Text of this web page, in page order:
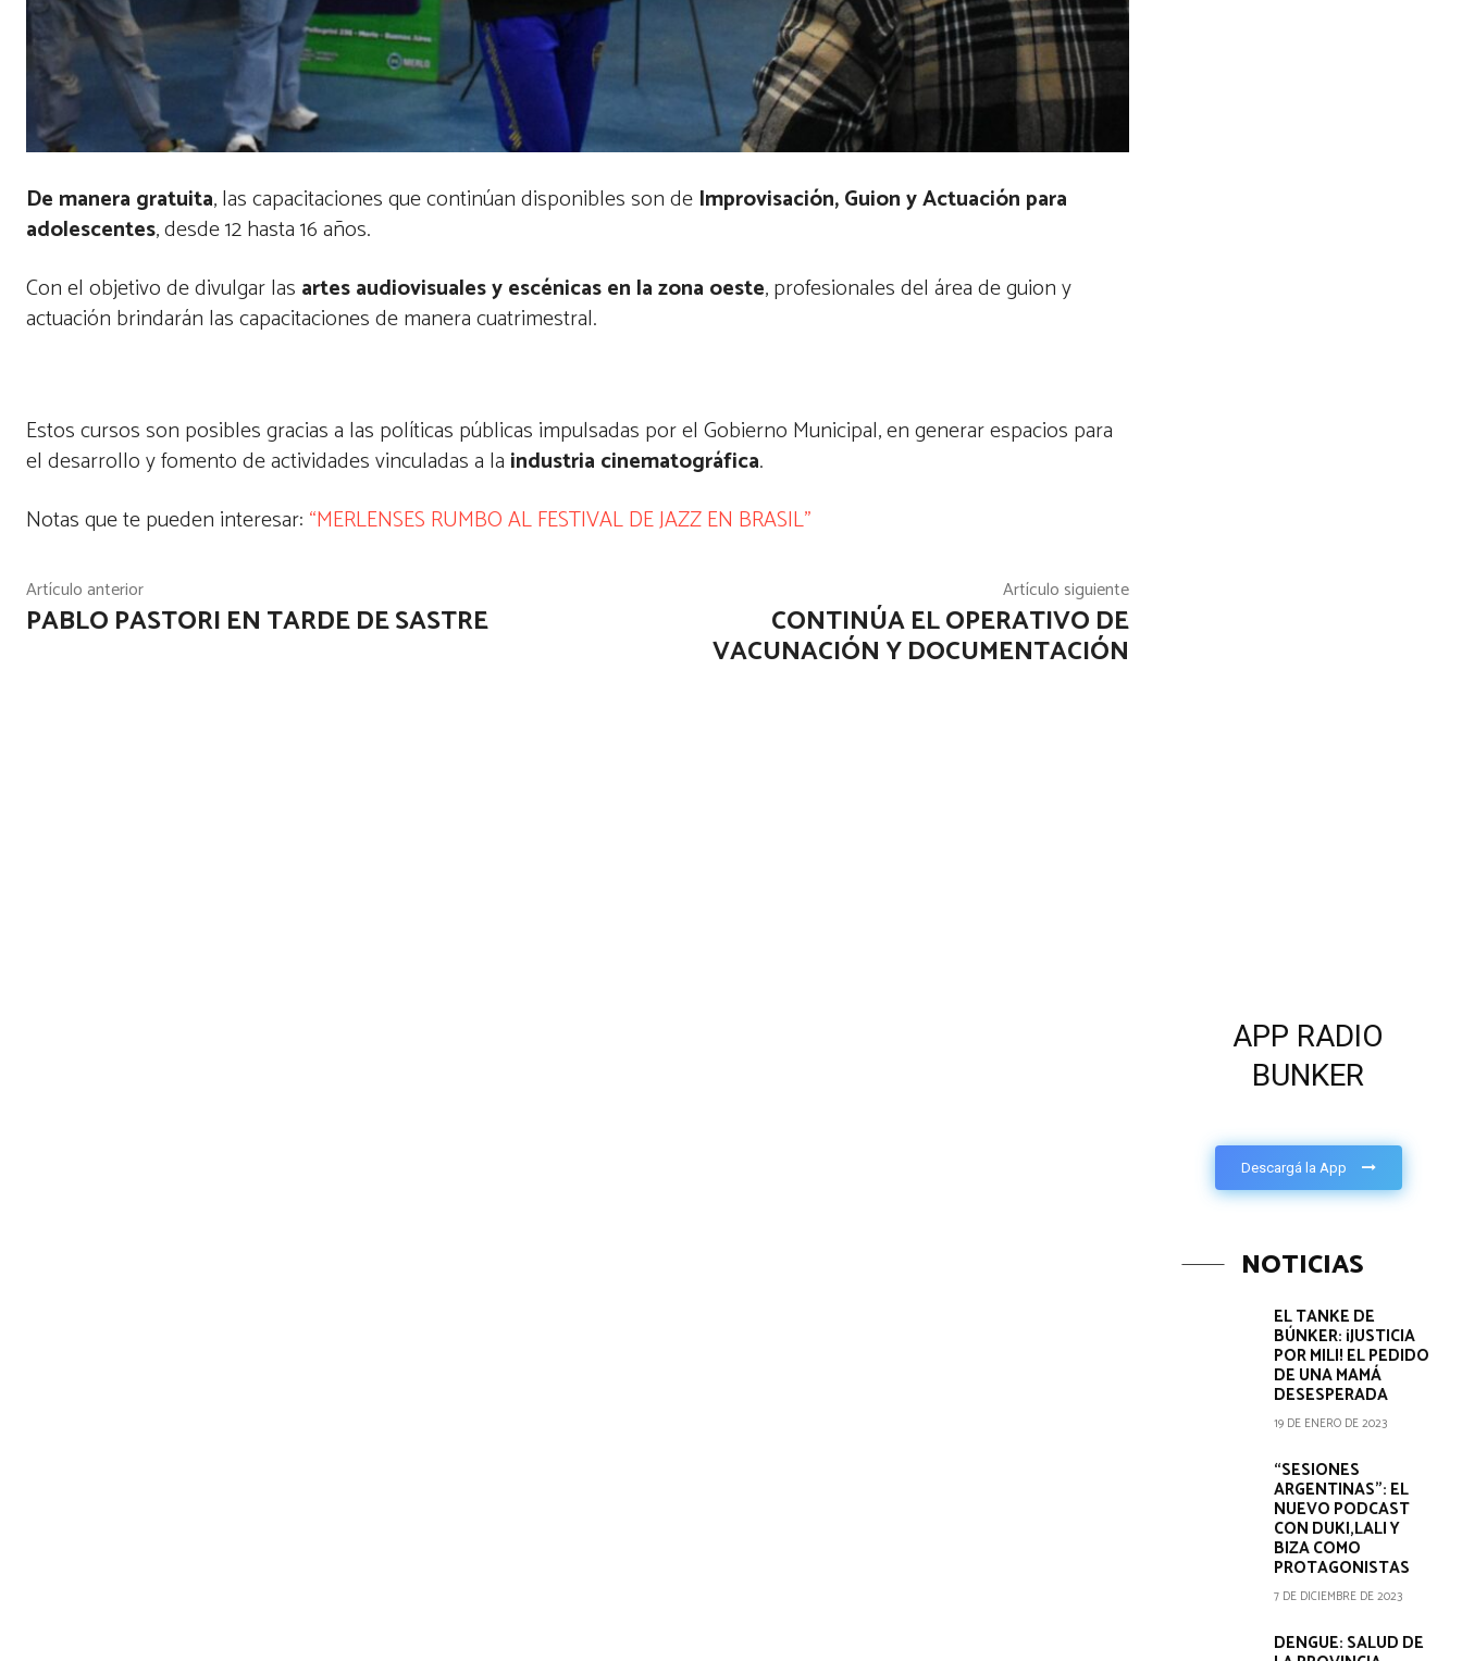
De manera gratuita, las capacitaciones que continúan disponibles son de Improvisación, Guion y Actuación para
adolescentes, desde 12 hasta 16 años.
Con el objetivo de divulgar las artes audiovisuales y escénicas en la zona oeste, profesionales del área de guion y
actuación brindarán las capacitaciones de manera cuatrimestral.
Estos cursos son posibles gracias a las políticas públicas impulsadas por el Gobierno Municipal, en generar espacios para
el desarrollo y fomento de actividades vinculadas a la industria cinematográfica.
Notas que te pueden interesar: “MERLENSES RUMBO AL FESTIVAL DE JAZZ EN BRASIL”
Artículo anterior
PABLO PASTORI EN TARDE DE SASTRE
Artículo siguiente
CONTINÚA EL OPERATIVO DE
VACUNACIÓN Y DOCUMENTACIÓN
APP RADIO
BUNKER
Descargá la App
NOTICIAS
EL TANKE DE
BÚNKER: ¡JUSTICIA
POR MILI! EL PEDIDO
DE UNA MAMÁ
DESESPERADA
19 DE ENERO DE 2023
“SESIONES
ARGENTINAS”: EL
NUEVO PODCAST
CON DUKI,LALI Y
BIZA COMO
PROTAGONISTAS
7 DE DICIEMBRE DE 2023
DENGUE: SALUD DE